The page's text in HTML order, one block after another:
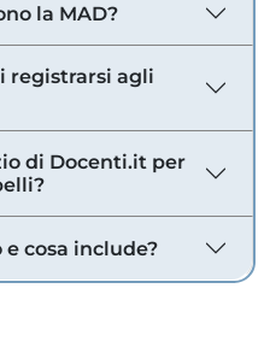
la MAD?
registrarsi agli
di Docenti.it per
cosa include?